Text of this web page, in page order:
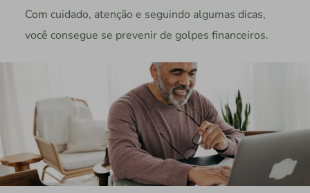
Com cuidado, atenção e seguindo algumas dicas,
você consegue se prevenir de golpes financeiros.